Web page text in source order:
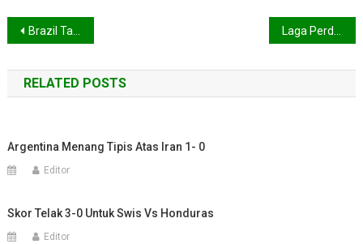
Navigasi
pos
Brazil Taklukan Kroasia 3 – 1
RELATED POSTS
Argentina Menang Tipis Atas Iran 1- 0
Editor
Skor Telak 3-0 Untuk Swis Vs Honduras
Editor